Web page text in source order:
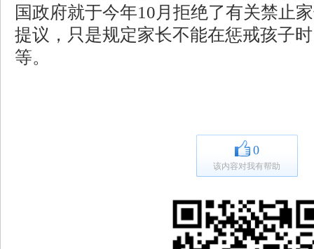
国政府就于今年10月拒绝了有关禁止
提议，只是规定家长不能在惩戒孩子
等。
0
该内容对我有帮助